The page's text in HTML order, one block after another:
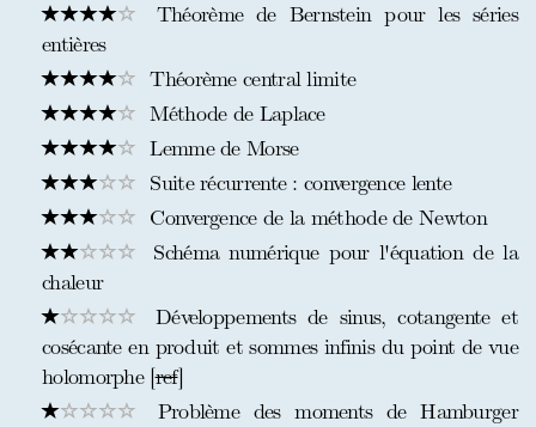
Théorème de Bernstein pour les séries
entières
Théorème central limite
Méthode de Laplace
Lemme de Morse
Suite récurrente : convergence lente
Convergence de la méthode de Newton
Schéma numérique pour l'équation de la
chaleur
Développements de sinus, cotangente et
cosécante en produit et sommes infinis du point de vue
holomorphe [ref]
Problème des moments de Hamburger